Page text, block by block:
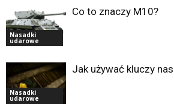
Nasadki
udarowe
Co to znaczy M10?
Nasadki
udarowe
Jak używać kluczy